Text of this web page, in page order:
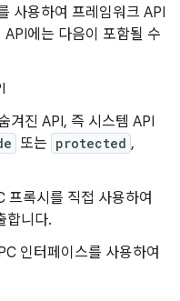
사용하여 프레임워크 API
에는 다음이 포함될 수
겨진 API, 즉 시스템 API
또는 protected ,
프록시를 직접 사용하여
합니다.
인터페이스를 사용하여